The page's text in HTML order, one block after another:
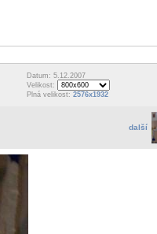
Datum: 5.12.2007
Velikost:
Plná velikost: 2576x1932
další